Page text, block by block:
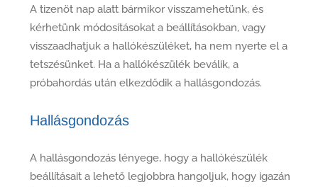
A tizenöt nap alatt bármikor visszamehetünk, és
kérhetünk módosításokat a beállításokban, vagy
visszaadhatjuk a hallókészüléket, ha nem nyerte el a
tetszésünket. Ha a hallókészülék beválik, a
próbahordás után elkezdődik a hallásgondozás.
Hallásgondozás
A hallásgondozás lényege, hogy a hallókészülék
beállításait a lehető legjobbra hangoljuk, hogy igazán